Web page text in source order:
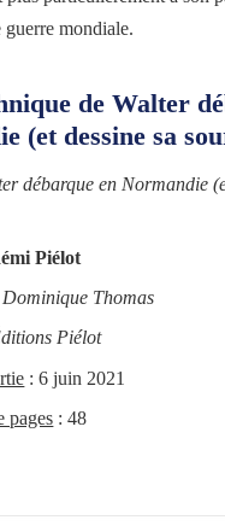
guerre mondiale.
de Walter
(et dessine sa
débarque en Normandie
Piélot
Dominique Thomas
Piélot
: 6 juin 2021
pages : 48